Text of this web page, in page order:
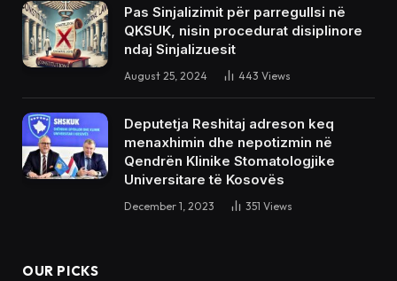
Pas Sinjalizimit për parregullsi në
QKSUK, nisin procedurat disiplinore
ndaj Sinjalizuesit
August 25, 2024 443 Views
Deputetja Reshitaj adreson keq
menaxhimin dhe nepotizmin në
Qendrën Klinike Stomatologjike
Universitare të Kosovës
December 1, 2023 351 Views
OUR PICKS